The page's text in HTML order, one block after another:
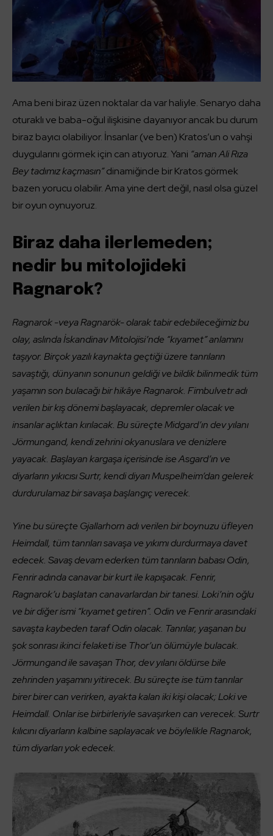
Ama beni biraz üzen noktalar da var haliyle. Senaryo daha
oturaklı ve baba-oğul ilişkisine dayanıyor ancak bu durum
biraz bayıcı olabiliyor. İnsanlar (ve ben) Kratos’un o vahşi
duygularını görmek için can atıyoruz. Yani “aman Ali Rıza
Bey tadımız kaçmasın”dinamiğinde bir Kratos görmek
bazen yorucu olabilir. Ama yine dert değil, nasıl olsa güzel
bir oyun oynuyoruz.
Biraz daha ilerlemeden;
nedir bu mitolojideki
Ragnarok?
Ragnarok -veya Ragnarök- olarak tabir edebileceğimiz bu
olay, aslında İskandinav Mitolojisi’nde “kıyamet” anlamını
taşıyor. Birçok yazılı kaynakta geçtiği üzere tanrıların
savaştığı, dünyanın sonunun geldiği ve bildik bilinmedik tüm
yaşamın son bulacağı bir hikâye Ragnarok. Fimbulvetr adı
verilen bir kış dönemi başlayacak, depremler olacak ve
insanlar açlıktan kırılacak. Bu süreçte Midgard’ın dev yılanı
Jörmungand, kendi zehrini okyanuslara ve denizlere
yayacak. Başlayan kargaşa içerisinde ise Asgard’ın ve
diyarların yıkıcısı Surtr, kendi diyarı Muspelheim’dan gelerek
durdurulamaz bir savaşa başlangıç verecek.
Yine bu süreçte Gjallarhorn adı verilen bir boynuzu üfleyen
Heimdall, tüm tanrıları savaşa ve yıkımı durdurmaya davet
edecek. Savaş devam ederken tüm tanrıların babası Odin,
Fenrir adında canavar bir kurt ile kapışacak. Fenrir,
Ragnarok’u başlatan canavarlardan bir tanesi. Loki’nin oğlu
ve bir diğer ismi “kıyamet getiren”. Odin ve Fenrir arasındaki
savaşta kaybeden taraf Odin olacak. Tanrılar, yaşanan bu
şok sonrası ikinci felaketi ise Thor’un ölümüyle bulacak.
Jörmungand ile savaşan Thor, dev yılanı öldürse bile
zehrinden yaşamını yitirecek. Bu süreçte ise tüm tanrılar
birer birer can verirken, ayakta kalan iki kişi olacak; Loki ve
Heimdall. Onlar ise birbirleriyle savaşırken can verecek. Surtr
kılıcını diyarların kalbine saplayacak ve böylelikle Ragnarok,
tüm diyarları yok edecek.